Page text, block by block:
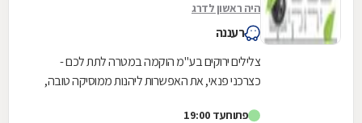
היה ראשון לדרג
רעננה
צלילים ירוקים בע"מ הוקמה במטרה לתת לכם -
כצרכני פנאי, את האפשרות ליהנות ממוסיקה טובה,
המערכות...
פתוחעד 19:00